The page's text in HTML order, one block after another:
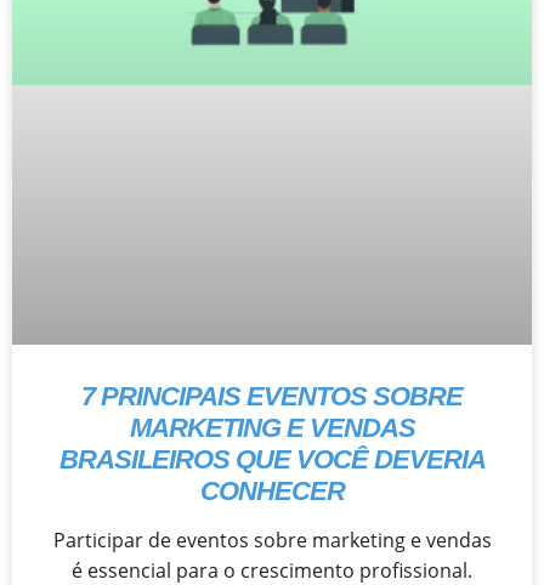
7 PRINCIPAIS EVENTOS SOBRE
MARKETING E VENDAS
BRASILEIROS QUE VOCÊ DEVERIA
CONHECER
Participar de eventos sobre marketing e vendas
é essencial para o crescimento profissional.